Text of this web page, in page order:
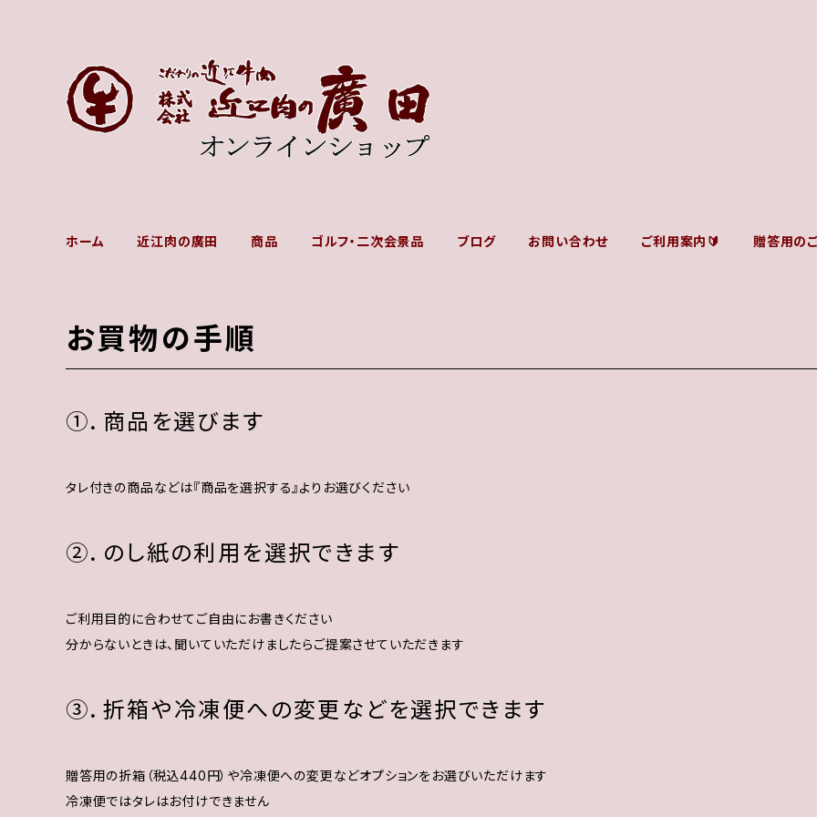
ホーム 近江肉の廣田 商品 ゴルフ・二次会景品 ブログ お問い合わせ ご利用案内🔰 贈答用の
お買物の手順
①．商品を選びます
タレ付きの商品などは『商品を選択する』よりお選びください
②．のし紙の利用を選択できます
ご利用目的に合わせてご自由にお書きください
分からないときは、聞いていただけましたらご提案させていただきます
③．折箱や冷凍便への変更などを選択できます
贈答用の折箱（税込440円）や冷凍便への変更などオプションをお選びいただけます
冷凍便ではタレはお付けできません